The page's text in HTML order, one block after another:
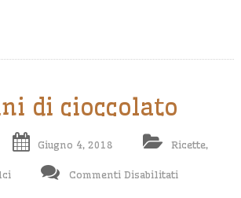
di cioccolato
Giugno 4, 2018 Ricette,
Commenti Disabilitati